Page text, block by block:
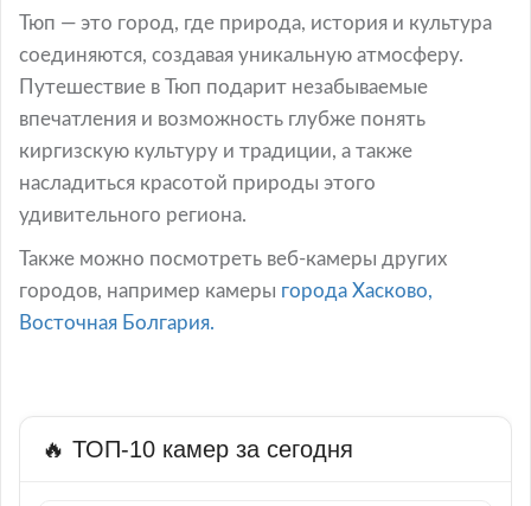
Тюп — это город, где природа, история и культура
соединяются, создавая уникальную атмосферу.
Путешествие в Тюп подарит незабываемые
впечатления и возможность глубже понять
киргизскую культуру и традиции, а также
насладиться красотой природы этого
удивительного региона.
Также можно посмотреть веб-камеры других
городов, например камеры города Хасково,
Восточная Болгария.
🔥 ТОП-10 камер за сегодня